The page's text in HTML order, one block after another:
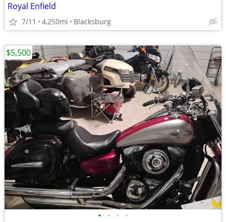
Royal Enfield
7/11 4,250mi Blacksburg
• • • •
$5,500